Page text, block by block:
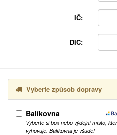
IČ:
DIČ:
Vyberte způsob dopravy
Balíkovna
Vyberte si box nebo výdejní místo,
vyhovuje. Balíkovna je všude!